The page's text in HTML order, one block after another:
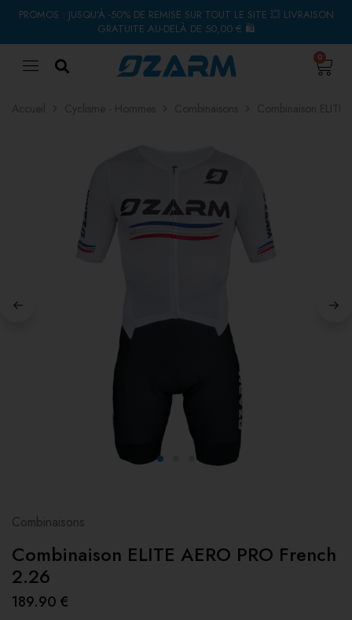
PROMOS : JUSQU'À -50% DE REMISE SUR TOUT LE SITE 💥 LIVRAISON
GRATUITE AU-DELÀ DE 50,00 € 🛍
0
Combinaisons
Combinaison ELITE AERO PRO French
2.26
189.90 €